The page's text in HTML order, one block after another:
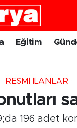
Eğitim
RESMI İLANLAR
196 adet
Eczaneler